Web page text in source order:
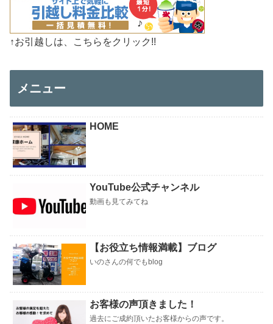
↑お引越しは、こちらをクリック!!
メニュー
HOME
YouTube公式チャンネル
動画も見てみてね
【お役立ち情報満載】ブログ
いのさんの何でもblog
お客様の声頂きました！
過去にご成約頂いたお客様からの声です。